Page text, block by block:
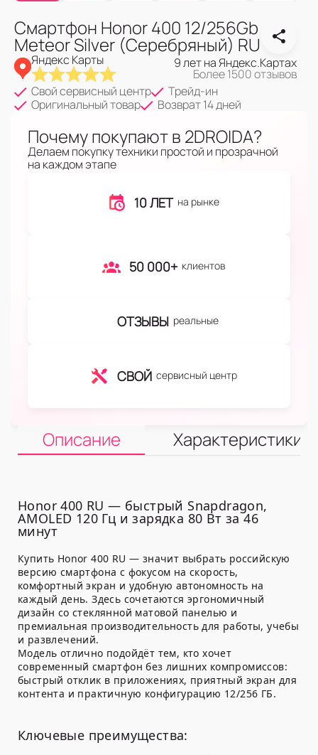
Смартфон Honor 400 12/256Gb
Meteor Silver (Серебряный) RU
Яндекс Карты 9 лет на Яндекс.Картах
Более 1500 отзывов
Свой сервисный центр
Трейд-ин
Оригинальный товар
Возврат 14 дней
Почему покупают в 2DROIDA?
Делаем покупку техники простой и прозрачной
на каждом этапе
10 ЛЕТ на рынке
50 000+ клиентов
ОТЗЫВЫ реальные
СВОЙ сервисный центр
Описание Характеристики
Honor 400 RU — быстрый Snapdragon,
AMOLED 120 Гц и зарядка 80 Вт за 46
минут
Купить Honor 400 RU — значит выбрать российскую
версию смартфона с фокусом на скорость,
комфортный экран и удобную автономность на
каждый день. Здесь сочетаются эргономичный
дизайн со стеклянной матовой панелью и
премиальная производительность для работы, учебы
и развлечений.
Модель отлично подойдёт тем, кто хочет
современный смартфон без лишних компромиссов:
быстрый отклик в приложениях, приятный экран для
контента и практичную конфигурацию 12/256 ГБ.
Ключевые преимущества: